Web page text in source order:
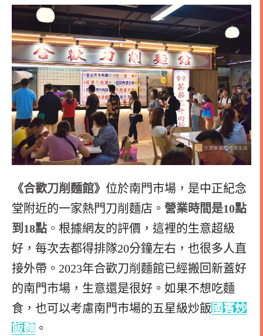
《合歡刀削麵館》 位於南門市場，是中正紀念
堂附近的一家熱門刀削麵店。 營業時間是10點
到18點 。 根據網友的評價，這裡的生意超級
好，每次去都得排隊20分鐘左右，也很多人直
接外帶。2023年合歡刀削麵館已經搬回新蓋好
的南門市場，生意還是很好。如果不想吃麵
食，也可以考慮南門市場的五星級炒飯 國賓炒
飯麵 。